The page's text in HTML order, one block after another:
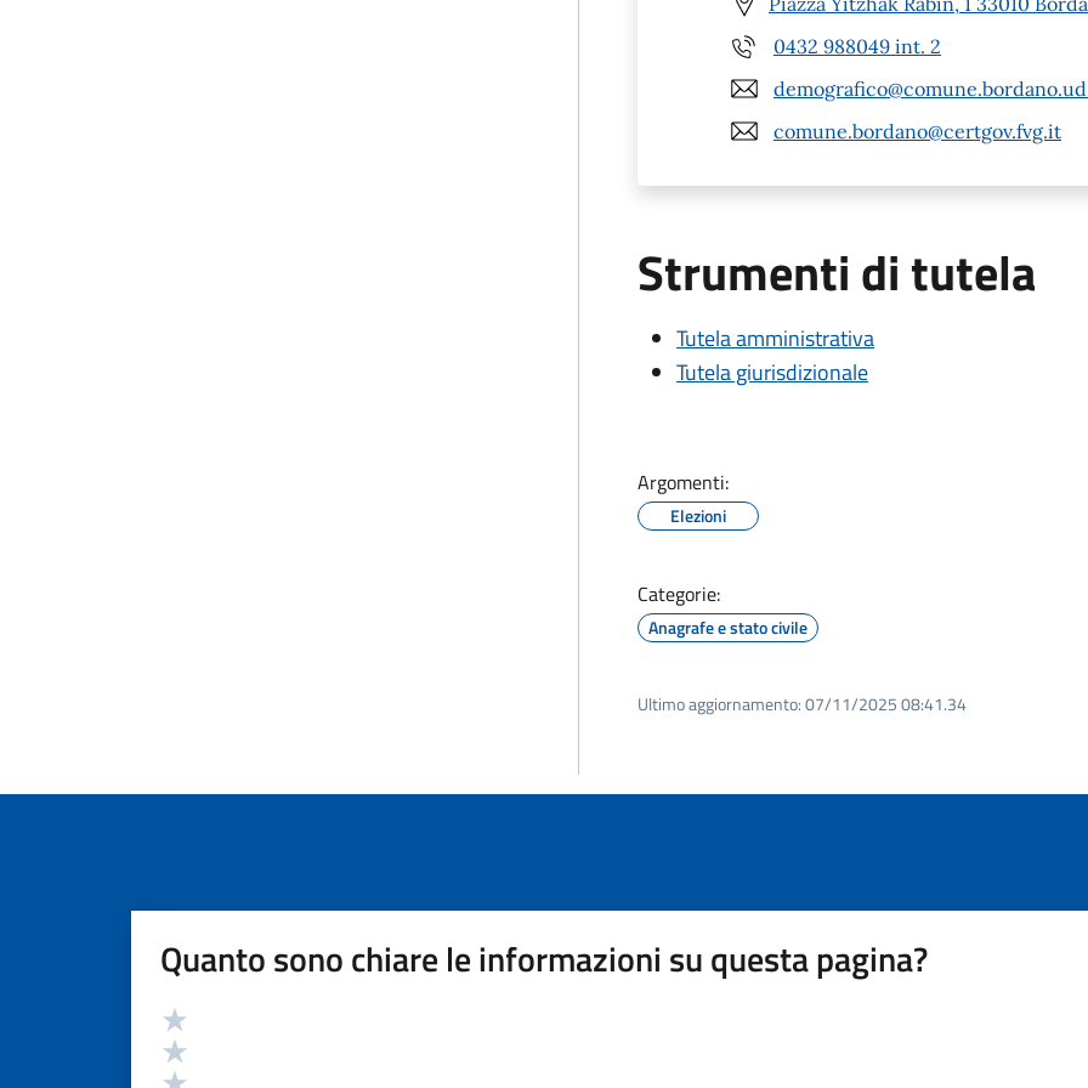
0432 988049 int. 2
comune.bordano@certgov.fvg.it
Strumenti di tutela
Tutela amministrativa
Tutela giurisdizionale
Argomenti:
Elezioni
Categorie:
Anagrafe e stato civile
Ultimo aggiornamento:07/11/2025 08:41.34
Quanto sono chiare le informazioni su questa pagina?
Valutazione